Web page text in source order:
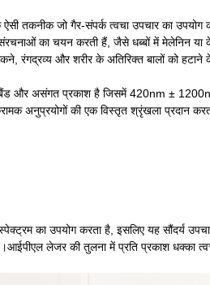
तकनीक जो गैर-संपर्क त्वचा उपचार का
का चयन करती हैं, जैसे धब्बों में मेलेनिन या
रंगद्रव्य और शरीर के अतिरिक्त बालों को हटाने
और असंगत प्रकाश है जिसमें 420nm ±
अनुप्रयोगों की एक विस्तृत श्रृंखला प्रदान
का उपयोग करता है, इसलिए यह सौंदर्य
लेजर की तुलना में प्रति प्रकाश धक्का